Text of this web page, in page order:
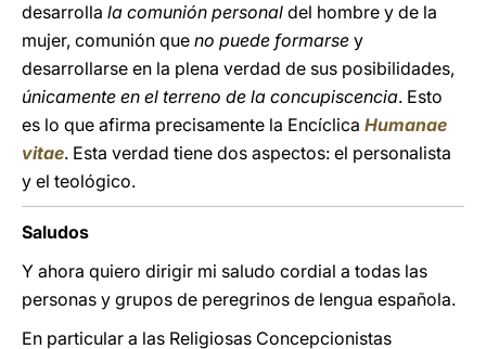
desarrolla la comunión personal del hombre y de la
mujer, comunión que no puede formarse y
desarrollarse en la plena verdad de sus posibilidades,
únicamente en el terreno de la concupiscencia. Esto
es lo que afirma precisamente la Encíclica Humanae
vitae. Esta verdad tiene dos aspectos: el personalista
y el teológico.
Saludos
Y ahora quiero dirigir mi saludo cordial a todas las
personas y grupos de peregrinos de lengua española.
En particular a las Religiosas Concepcionistas